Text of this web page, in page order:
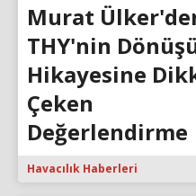
Murat
THY'nin
Hikayesine
Çeken
Değerlendirme
Havacılık Haberleri